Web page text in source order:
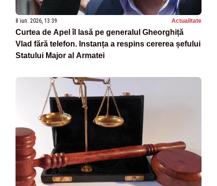
8 iun. 2026, 13:39 Actualitate
Curtea de Apel îl lasă pe generalul Gheorghiță
Vlad fără telefon. Instanța a respins cererea șefului
Statului Major al Armatei